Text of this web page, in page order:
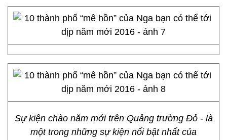
Sự kiện chào năm mới trên Quảng trường Đỏ - là
một trong những sự kiện nổi bật nhất của